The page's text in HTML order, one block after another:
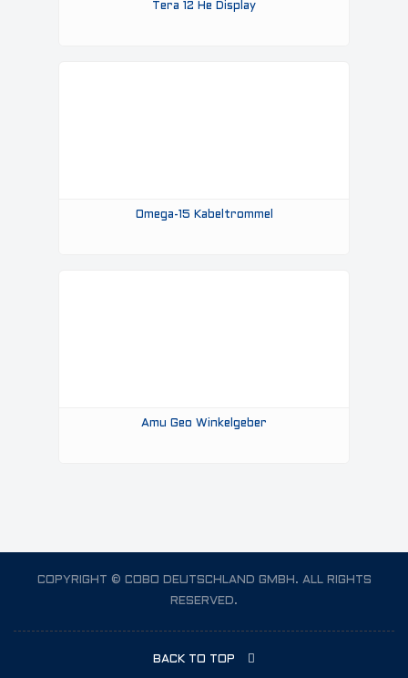
Tera 12 He Display
Omega-15 Kabeltrommel
Amu Geo Winkelgeber
COPYRIGHT © COBO DEUTSCHLAND GMBH. ALL RIGHTS
RESERVED.
BACK TO TOP